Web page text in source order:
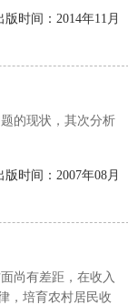
版时间：2014年11月
的现状，其次分析
版时间：2007年08月
尚有差距，在收入
，培育农村居民收